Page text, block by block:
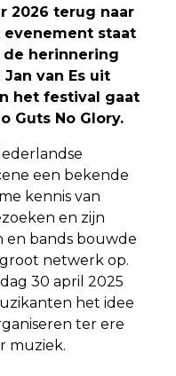
2026 terug naar
evenement staat
herinnering
van Es uit
het festival gaat
Guts No Glory.
een bekende
kennis van
en zijn
bands bouwde
netwerk op.
30 april 2025
het idee
ter ere
muziek.